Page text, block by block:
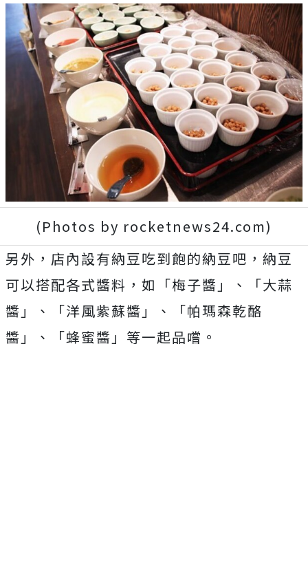
(Photos by rocketnews24.com)
另外，店內設有納豆吃到飽的納豆吧，納豆
可以搭配各式醬料，如「梅子醬」、「大蒜
醬」、「洋風紫蘇醬」、「帕瑪森乾酪
醬」、「蜂蜜醬」等一起品嚐。